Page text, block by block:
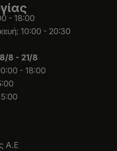
- 18:00
10:00 - 20:30
8/8 - 21/8
- 18:00
Α.Ε